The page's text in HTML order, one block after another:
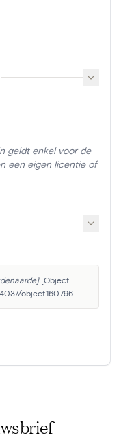
geldt enkel voor de
een eigen licentie of
[Object
object.160796